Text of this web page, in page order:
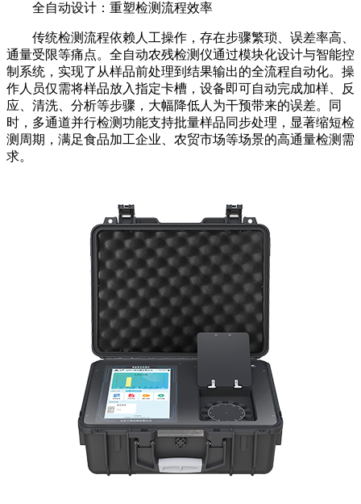
全自动设计：重塑检测流程效率
传统检测流程依赖人工操作，存在步骤繁琐、误差率高、
通量受限等痛点。全自动农残检测仪通过模块化设计与智能控
制系统，实现了从样品前处理到结果输出的全流程自动化。操
作人员仅需将样品放入指定卡槽，设备即可自动完成加样、反
应、清洗、分析等步骤，大幅降低人为干预带来的误差。同
时，多通道并行检测功能支持批量样品同步处理，显著缩短检
测周期，满足食品加工企业、农贸市场等场景的高通量检测需
求。